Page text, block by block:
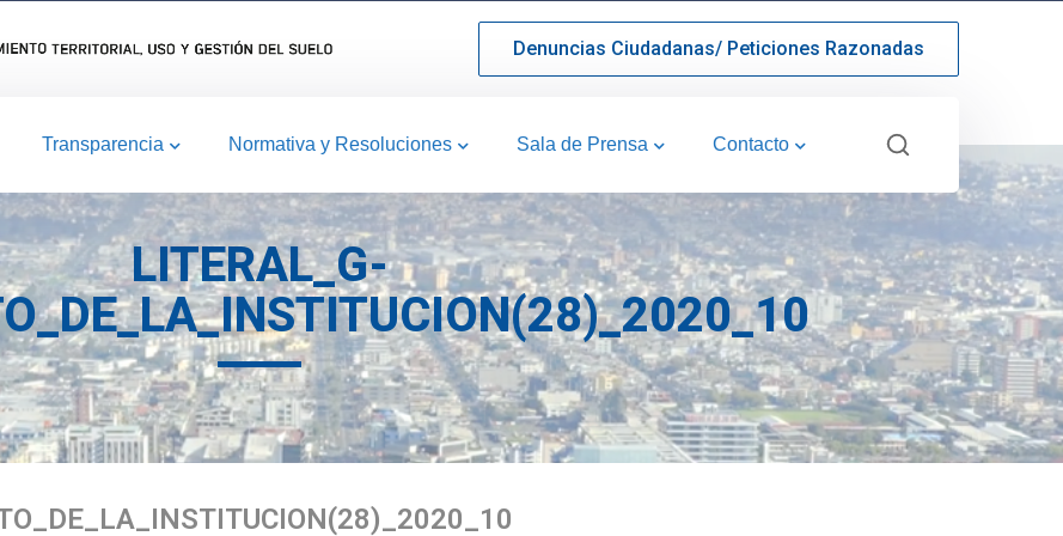
Denuncias Ciudadanas/ Peticiones Razonadas
Transparencia Normativa y Resoluciones Sala de Prensa Contacto
LITERAL_G-